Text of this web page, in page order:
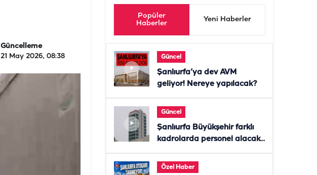
Güncelleme
21 May 2026, 08:38
Popüler
Haberler
Yeni Haberler
Güncel
Şanlıurfa’ya dev AVM
geliyor! Nereye yapılacak?
Güncel
Şanlıurfa Büyükşehir farklı
kadrolarda personel alacak!
Özel Haber